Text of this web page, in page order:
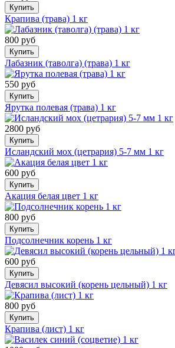
Купить
Крапива (трава) 1 кг
800 руб
Купить
Лабазник (таволга) (трава) 1 кг
550 руб
Купить
Ярутка полевая (трава) 1 кг
2800 руб
Купить
Исландский мох (цетрария) 5-7 мм 1 кг
600 руб
Купить
Акация белая цвет 1 кг
800 руб
Купить
Подсолнечник корень 1 кг
600 руб
Купить
Девясил высокий (корень цельный) 1 кг
800 руб
Купить
Крапива (лист) 1 кг